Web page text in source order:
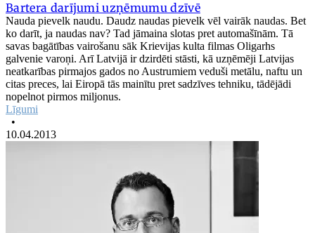
Bartera darījumi uzņēmumu dzīvē
Nauda pievelk naudu. Daudz naudas pievelk vēl vairāk naudas. Bet
ko darīt, ja naudas nav? Tad jāmaina slotas pret automašīnām. Tā
savas bagātības vairošanu sāk Krievijas kulta filmas Oligarhs
galvenie varoņi. Arī Latvijā ir dzirdēti stāsti, kā uzņēmēji Latvijas
neatkarības pirmajos gados no Austrumiem veduši metālu, naftu un
citas preces, lai Eiropā tās mainītu pret sadzīves tehniku, tādējādi
nopelnot pirmos miljonus.
Līgumi
•
10.04.2013